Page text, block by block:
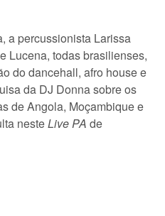
a percussionista Larissa
Lucena, todas brasilienses,
do dancehall, afro house e
da DJ Donna sobre os
de Angola, Moçambique e
nesteLive PA de